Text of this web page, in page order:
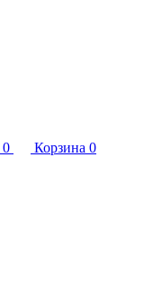
0 Корзина 0